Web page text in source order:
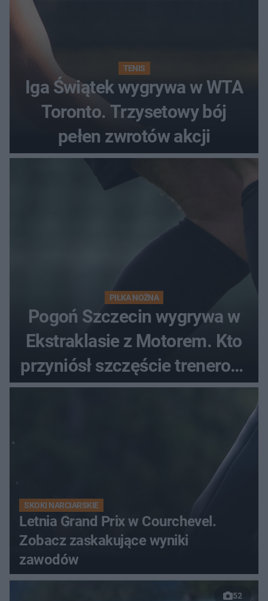
TENIS
Iga Świątek wygrywa w WTA
Toronto. Trzysetowy bój
pełen zwrotów akcji
PIŁKA NOŻNA
Pogoń Szczecin wygrywa w
Ekstraklasie z Motorem. Kto
przyniósł szczęście trenerowi
gospodarzy?
SKOKI NARCIARSKIE
Letnia Grand Prix w Courchevel.
Zobacz zaskakujące wyniki
zawodów
52